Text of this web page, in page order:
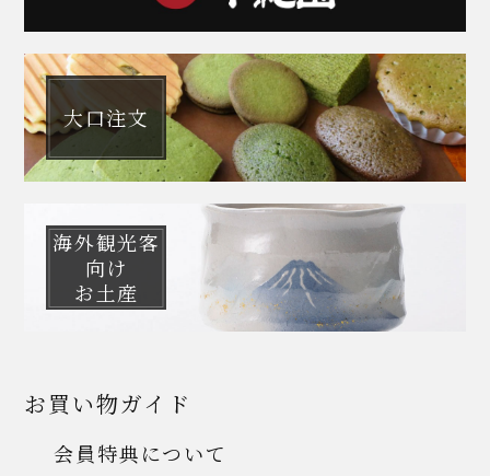
大口注文
海外観光客
向け
お土産
お買い物ガイド
会員特典について